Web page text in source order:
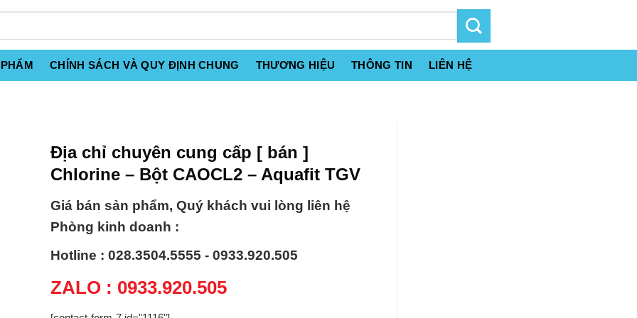
CHÍNH SÁCH VÀ QUY ĐỊNH CHUNG THƯƠNG HIỆU THÔNG TIN LIÊN HỆ
Địa chỉ chuyên cung cấp [ bán ]
Chlorine – Bột CAOCL2 – Aquafit TGV
Giá bán sản phẩm, Quý khách vui lòng liên hệ
Phòng kinh doanh :
Hotline : 028.3504.5555 - 0933.920.505
ZALO : 0933.920.505